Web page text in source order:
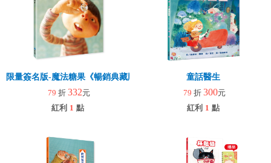
限量簽名版-魔法糖果《暢銷典藏版》
79 折 332元
紅利 1 點
童話醫生
79 折 300元
紅利 1 點